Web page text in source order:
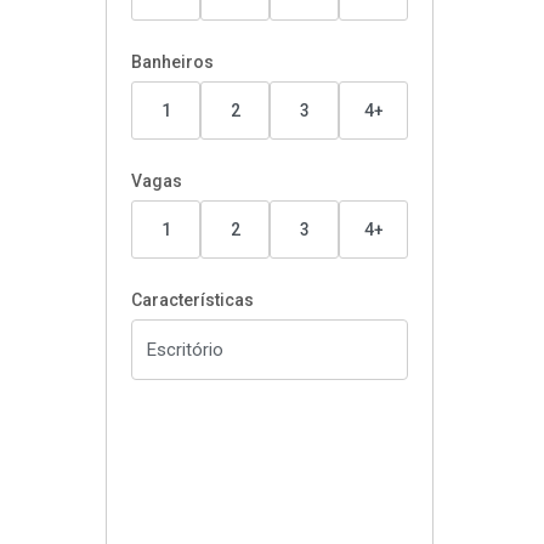
Banheiros
1 2 3 4+
Vagas
1 2 3 4+
Características